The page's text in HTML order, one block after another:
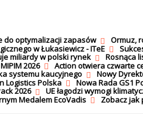
do optymalizacji zapasów Ormuz,
w Łukasiewicz - ITeE
miliardy w polski rynek Rosnąca
2026 Action otwiera czwarte
systemu kaucyjnego Nowy
Logistics Polska Nowa Rada GS1
2026 UE łagodzi wymogi
Medalem EcoVadis Zobacz jak